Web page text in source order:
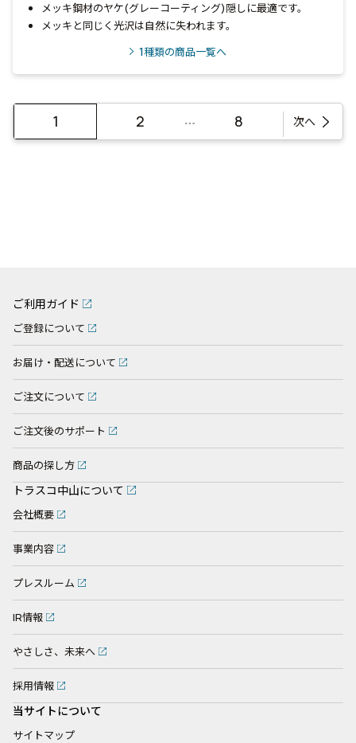
メッキ鋼材のヤケ(グレーコーティング)隠しに最適です。
メッキと同じく光沢は自然に失われます。
1種類の商品一覧へ
1 2 … 8 次へ
ご利用ガイド
ご登録について
お届け・配送について
ご注文について
ご注文後のサポート
商品の探し方
トラスコ中山について
会社概要
事業内容
プレスルーム
IR情報
やさしさ、未来へ
採用情報
当サイトについて
サイトマップ